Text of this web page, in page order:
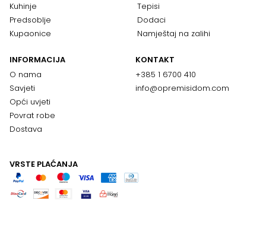
Kuhinje
Predsoblje
Kupaonice
Tepisi
Dodaci
Namještaj na zalihi
INFORMACIJA
O nama
Savjeti
Opći uvjeti
Povrat robe
Dostava
KONTAKT
+385 1 6700 410
info@opremisidom.com
VRSTE PLAĆANJA